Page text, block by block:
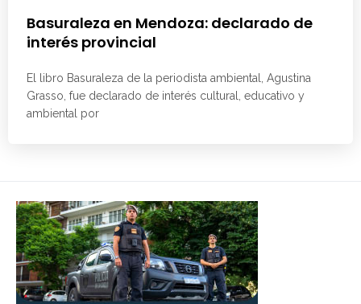
Basuraleza en Mendoza: declarado de
interés provincial
El libro Basuraleza de la periodista ambiental, Agustina
Grasso, fue declarado de interés cultural, educativo y
ambiental por